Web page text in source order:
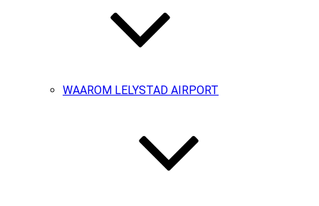
WAAROM LELYSTAD AIRPORT